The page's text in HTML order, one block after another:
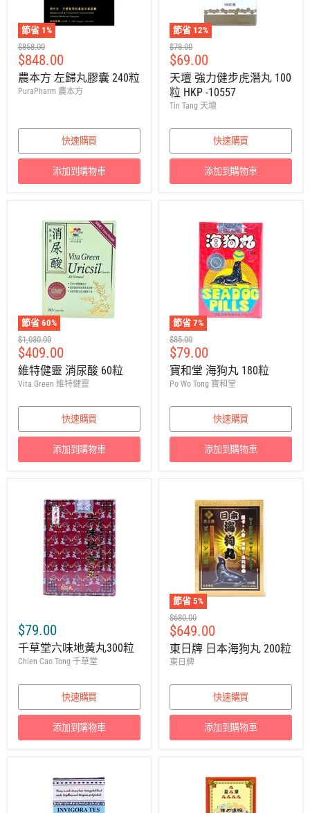
節省 1%
建
議
零
售
價
$858.00
售
價
$848.00
農本方 左歸丸膠囊 240粒
PuraPharm 農本方
快速購買
添加到購物車
節省 12%
建
議
零
售
價
$78.00
售
價
$69.00
天壇 強力健步虎潛丸 100
粒 HKP -10557
Tin Tang 天壇
快速購買
添加到購物車
節省 60%
建
議
零
售
價
$1,030.00
售
價
$409.00
維特健靈 消尿酸 60粒
Vita Green 維特健靈
快速購買
添加到購物車
節省 7%
建
議
零
售
價
$85.00
售
價
$79.00
寶和堂 海狗丸 180粒
Po Wo Tong 寶和堂
快速購買
添加到購物車
$79.00
千草堂六味地黃丸300粒
Chien Cao Tong 千草堂
快速購買
添加到購物車
節省 5%
建
議
零
售
價
$680.00
售
價
$649.00
東日牌 日本海狗丸 200粒
東日牌
快速購買
添加到購物車